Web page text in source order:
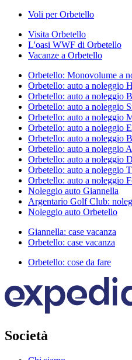
Voli per Orbetello
Visita Orbetello
L'oasi WWF di Orbetello
Vacanze a Orbetello
Orbetello: Monovolume a
Orbetello: auto a noleggio
Orbetello: auto a noleggio
Orbetello: auto a noleggio
Orbetello: auto a noleggio
Orbetello: auto a noleggio
Orbetello: auto a noleggio
Orbetello: auto a noleggio
Orbetello: auto a noleggio
Orbetello: auto a noleggio
Orbetello: auto a noleggio
Noleggio auto Giannella
Argentario Golf Club:
Noleggio auto Orbetello
Giannella: case vacanza
Orbetello: case vacanza
Orbetello: cose da fare
Società